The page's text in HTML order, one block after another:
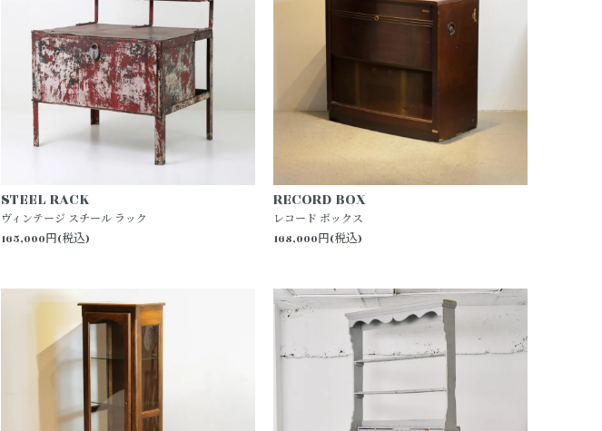
STEEL RACK
ヴィンテージ スチール ラック
165,000円(税込)
RECORD BOX
レコード ボックス
168,000円(税込)